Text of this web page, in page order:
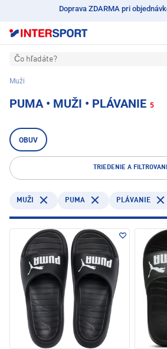
Doprava ZDARMA pri
Čo hľadáte?
Muži
PUMA • MUŽI • PLÁVANIE 5
OBUV
TRIEDENIE A
MUŽI PUMA PLÁVANIE